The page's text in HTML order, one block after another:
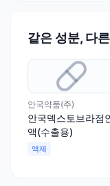
같은 성분, 다
안국약품(주)
안국덱스토브라점
액(수출용)
액제